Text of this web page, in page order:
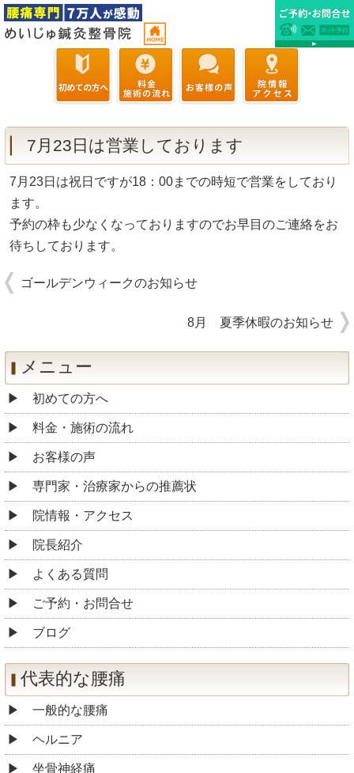
7月23日は営業しております
7月23日は祝日ですが18：00までの時短で営業をしており
ます。
予約の枠も少なくなっておりますのでお早目のご連絡をお
待ちしております。
ゴールデンウィークのお知らせ
8月 夏季休暇のお知らせ
メニュー
初めての方へ
料金・施術の流れ
お客様の声
専門家・治療家からの推薦状
院情報・アクセス
院長紹介
よくある質問
ご予約・お問合せ
ブログ
代表的な腰痛
一般的な腰痛
ヘルニア
坐骨神経痛